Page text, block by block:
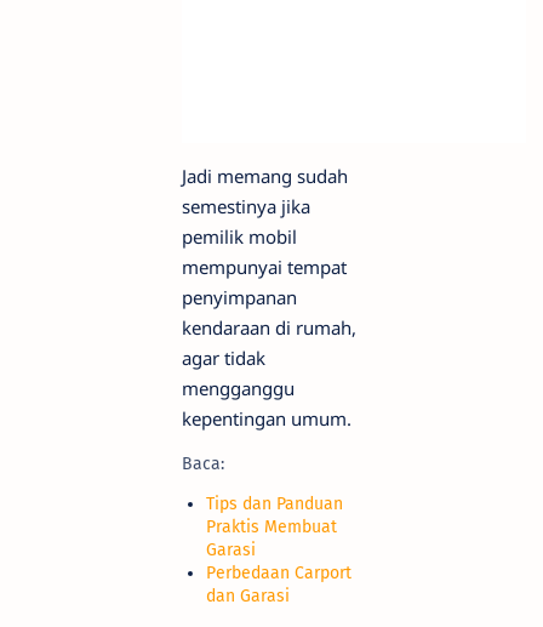
Jadi memang sudah
semestinya jika
pemilik mobil
mempunyai tempat
penyimpanan
kendaraan di rumah,
agar tidak
mengganggu
kepentingan umum.
Baca:
Tips dan Panduan
Praktis Membuat
Garasi
Perbedaan Carport
dan Garasi